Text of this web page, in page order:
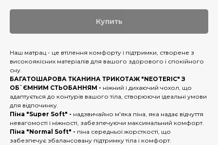
Купить
Наш матрац - це втілення комфорту і підтримки, створене з
високоякісних матеріалів для вашого здорового і спокійного
сну.
БАГАТОШАРОВА ТКАНИНА ТРИКОТАЖ "NEOTERIC" З
ОБ`ЄМНИМ СТЬОБАННЯМ - ніжний і дихаючий чохол, що
адаптується до контурів вашого тіла, створюючи ідеальні умови
для відпочинку.
Піна "Super Soft" - надзвичайно м'яка піна, яка надає відчуття
невагомості і ніжності, забезпечуючи максимальний комфорт.
Піна "Normal Soft" - піна середньої жорсткості, що
забезпечує збалансовану підтримку тіла і комфорт.